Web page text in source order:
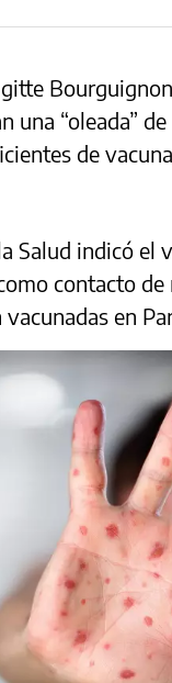
una “oleada”
de
Salud indicó el
contacto
en